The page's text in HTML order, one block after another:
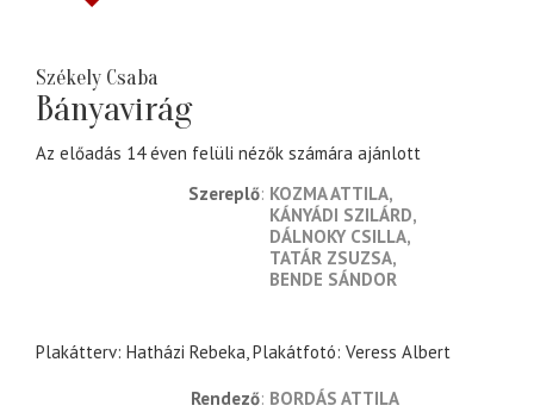
Székely Csaba
Bányavirág
Az előadás 14 éven felüli nézők számára ajánlott
Szereplő KOZMA ATTILA
KÁNYÁDI SZILÁRD
DÁLNOKY CSILLA
TATÁR ZSUZSA
BENDE SÁNDOR
Plakátterv: Hatházi Rebeka, Plakátfotó: Veress Albert
rendező BORDÁS ATTILA